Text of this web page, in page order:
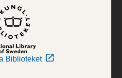
Biblioteket